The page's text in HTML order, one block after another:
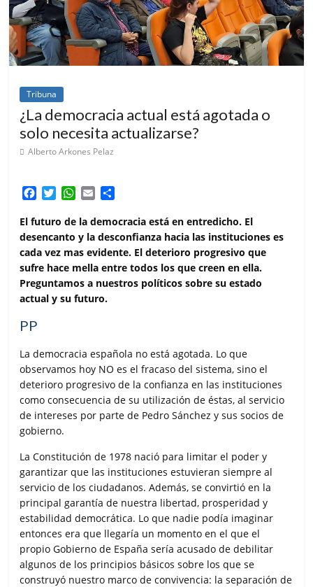
Tribuna
¿La democracia actual está agotada o
solo necesita actualizarse?
Alberto Arkones Pelaz
c
e
b
o
k
i
t
t
e
r
W
a
t
s
A
p
a
i
l
m
p
a
r
i
El futuro de la democracia está en entredicho. El
desencanto y la desconfianza hacia las instituciones es
cada vez mas evidente. El deterioro progresivo que
sufre hace mella entre todos los que creen en ella.
Preguntamos a nuestros políticos sobre su estado
actual y su futuro.
PP
La democracia española no está agotada. Lo que
observamos hoy NO es el fracaso del sistema, sino el
deterioro progresivo de la confianza en las instituciones
como consecuencia de su utilización de éstas, al servicio
de intereses por parte de Pedro Sánchez y sus socios de
gobierno.
La Constitución de 1978 nació para limitar el poder y
garantizar que las instituciones estuvieran siempre al
servicio de los ciudadanos. Además, se convirtió en la
principal garantía de nuestra libertad, prosperidad y
estabilidad democrática. Lo que nadie podía imaginar
entonces era que llegaría un momento en el que el
propio Gobierno de España sería acusado de debilitar
algunos de los principios básicos sobre los que se
construyó nuestro marco de convivencia: la separación de